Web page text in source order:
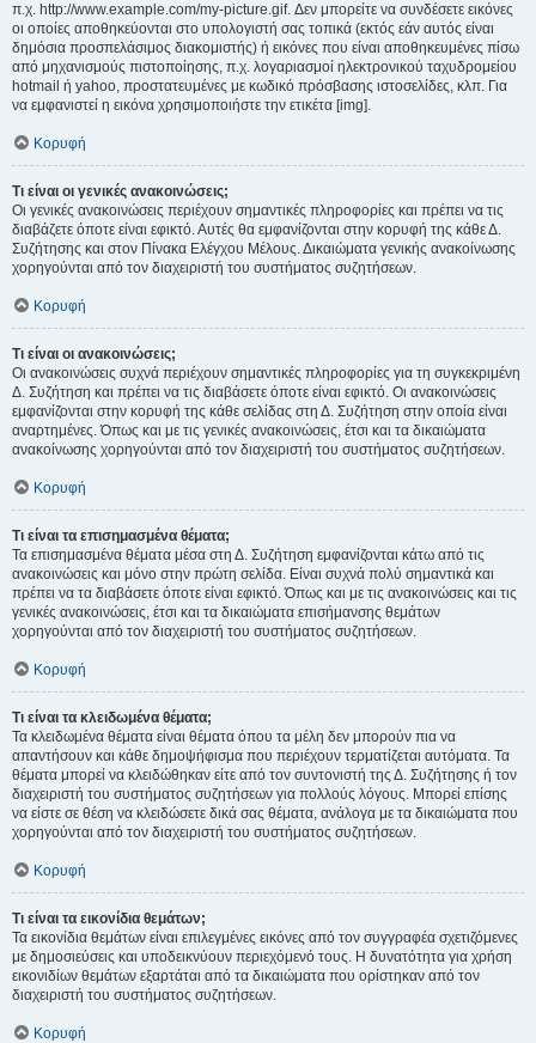
π.χ. http://www.example.com/my-picture.gif. Δεν μπορείτε να συνδέσετε εικόνες
οι οποίες αποθηκεύονται στο υπολογιστή σας τοπικά (εκτός εάν αυτός είναι
δημόσια προσπελάσιμος διακομιστής) ή εικόνες που είναι αποθηκευμένες πίσω
από μηχανισμούς πιστοποίησης, π.χ. λογαριασμοί ηλεκτρονικού ταχυδρομείου
hotmail ή yahoo, προστατευμένες με κωδικό πρόσβασης ιστοσελίδες, κλπ. Για
να εμφανιστεί η εικόνα χρησιμοποιήστε την ετικέτα [img].
Κορυφή
Τι είναι οι γενικές ανακοινώσεις;
Οι γενικές ανακοινώσεις περιέχουν σημαντικές πληροφορίες και πρέπει να τις
διαβάζετε όποτε είναι εφικτό. Αυτές θα εμφανίζονται στην κορυφή της κάθε Δ.
Συζήτησης και στον Πίνακα Ελέγχου Μέλους. Δικαιώματα γενικής ανακοίνωσης
χορηγούνται από τον διαχειριστή του συστήματος συζητήσεων.
Κορυφή
Τι είναι οι ανακοινώσεις;
Οι ανακοινώσεις συχνά περιέχουν σημαντικές πληροφορίες για τη συγκεκριμένη
Δ. Συζήτηση και πρέπει να τις διαβάσετε όποτε είναι εφικτό. Οι ανακοινώσεις
εμφανίζονται στην κορυφή της κάθε σελίδας στη Δ. Συζήτηση στην οποία είναι
αναρτημένες. Όπως και με τις γενικές ανακοινώσεις, έτσι και τα δικαιώματα
ανακοίνωσης χορηγούνται από τον διαχειριστή του συστήματος συζητήσεων.
Κορυφή
Τι είναι τα επισημασμένα θέματα;
Τα επισημασμένα θέματα μέσα στη Δ. Συζήτηση εμφανίζονται κάτω από τις
ανακοινώσεις και μόνο στην πρώτη σελίδα. Είναι συχνά πολύ σημαντικά και
πρέπει να τα διαβάσετε όποτε είναι εφικτό. Όπως και με τις ανακοινώσεις και τις
γενικές ανακοινώσεις, έτσι και τα δικαιώματα επισήμανσης θεμάτων
χορηγούνται από τον διαχειριστή του συστήματος συζητήσεων.
Κορυφή
Τι είναι τα κλειδωμένα θέματα;
Τα κλειδωμένα θέματα είναι θέματα όπου τα μέλη δεν μπορούν πια να
απαντήσουν και κάθε δημοψήφισμα που περιέχουν τερματίζεται αυτόματα. Τα
θέματα μπορεί να κλειδώθηκαν είτε από τον συντονιστή της Δ. Συζήτησης ή τον
διαχειριστή του συστήματος συζητήσεων για πολλούς λόγους. Μπορεί επίσης
να είστε σε θέση να κλειδώσετε δικά σας θέματα, ανάλογα με τα δικαιώματα που
χορηγούνται από τον διαχειριστή του συστήματος συζητήσεων.
Κορυφή
Τι είναι τα εικονίδια θεμάτων;
Τα εικονίδια θεμάτων είναι επιλεγμένες εικόνες από τον συγγραφέα σχετιζόμενες
με δημοσιεύσεις και υποδεικνύουν περιεχόμενό τους. Η δυνατότητα για χρήση
εικονιδίων θεμάτων εξαρτάται από τα δικαιώματα που ορίστηκαν από τον
διαχειριστή του συστήματος συζητήσεων.
Κορυφή